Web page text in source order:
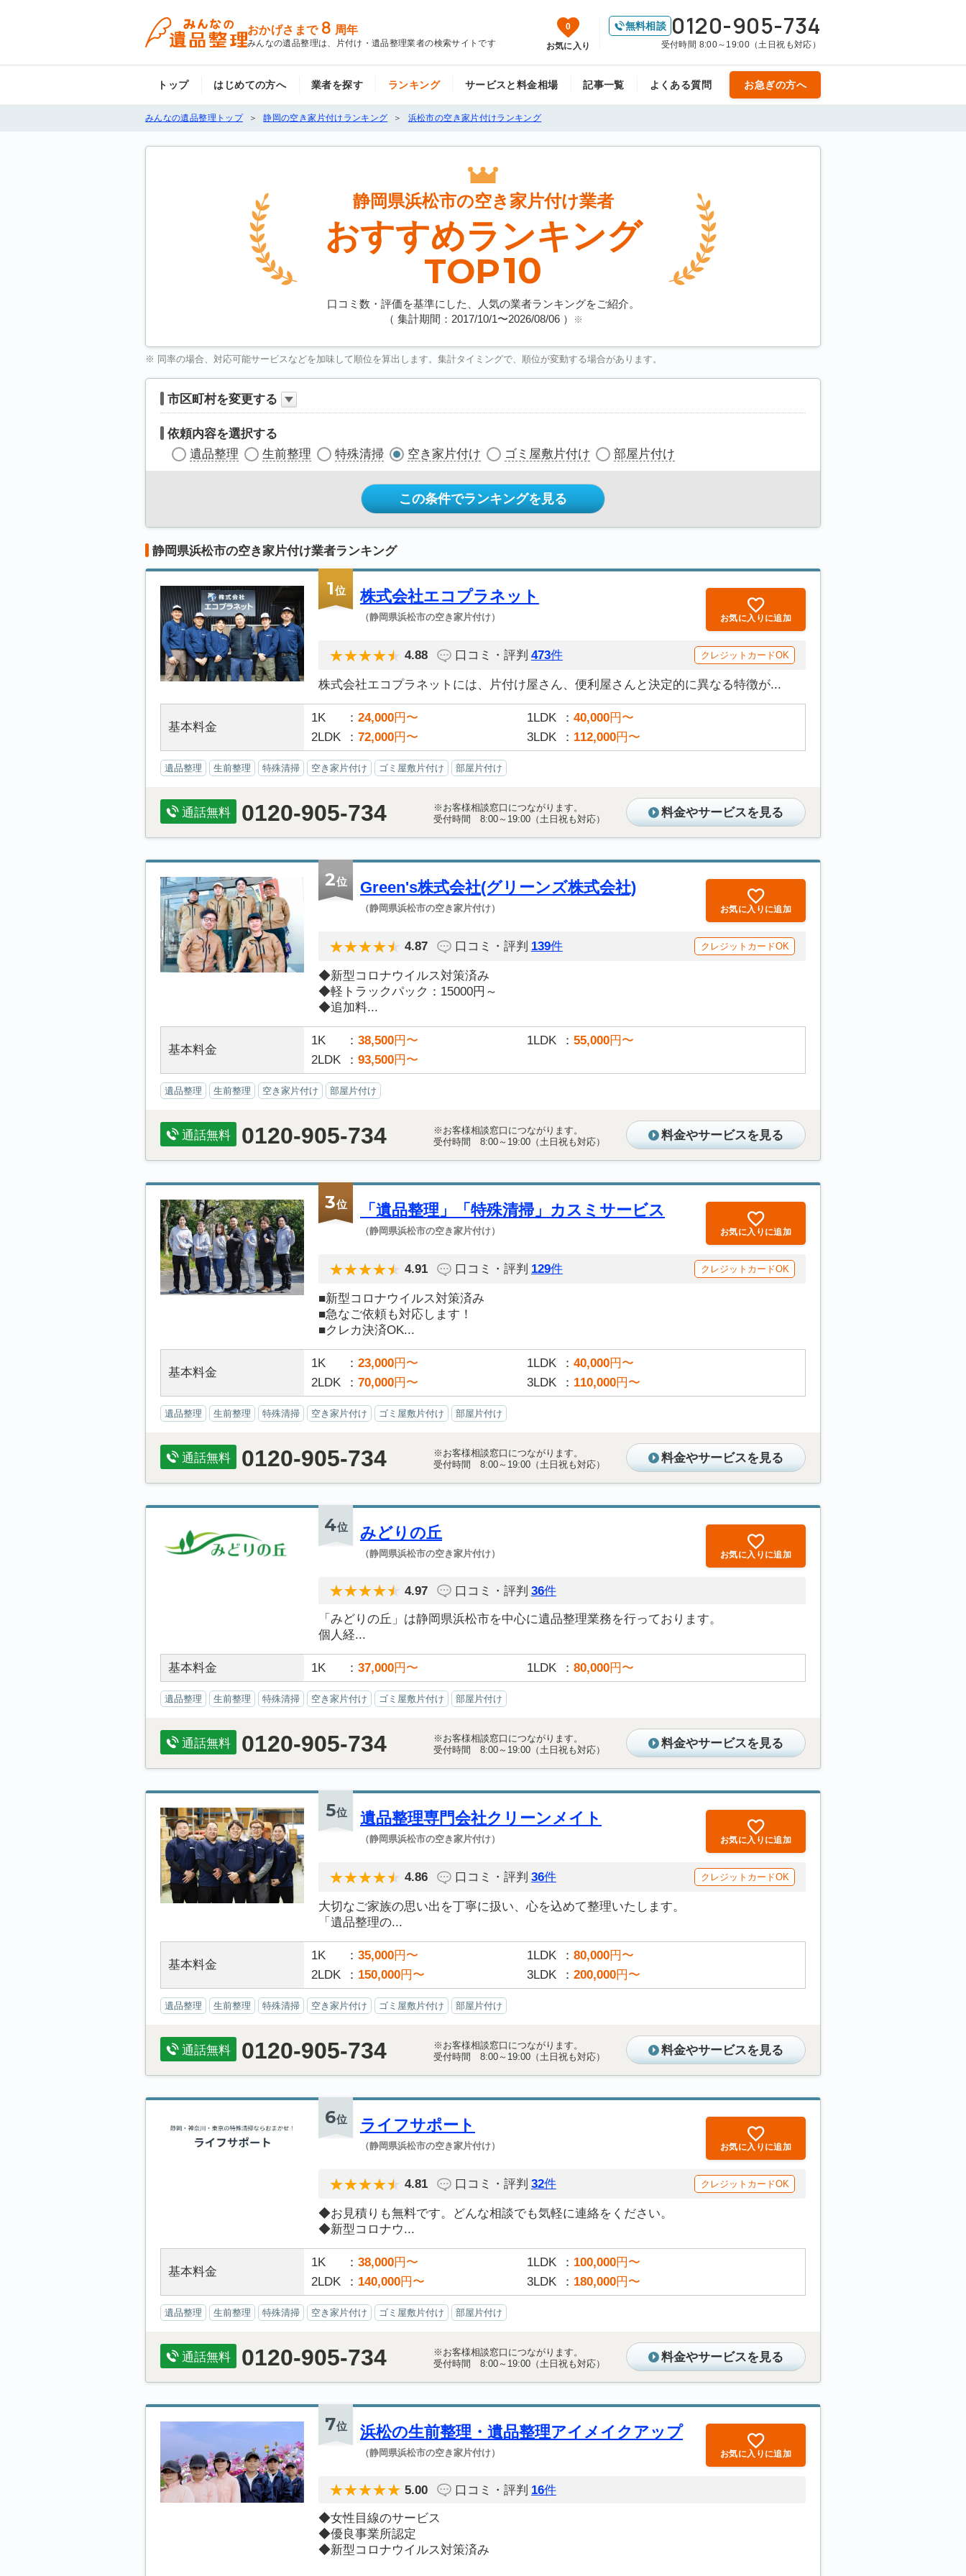
おかげさまで 8 周年
みんなの遺品整理は、片付け・遺品整理業者の検索サイトです
0
お気に入り
無料相談 0120-905-734
受付時間 8:00～19:00（土日祝も対応）
トップ はじめての方へ 業者を探す ランキング サービスと料金相場 記事一覧 よくある質問 お急ぎの方へ
みんなの遺品整理トップ 静岡の空き家片付けランキング 浜松市の空き家片付けランキング
静岡県浜松市の空き家片付け業者
おすすめランキング
TOP10
口コミ数・評価を基準にした、人気の業者ランキングをご紹介。
（ 集計期間：2017/10/1〜2026/08/06） ※
※ 同率の場合、対応可能サービスなどを加味して順位を算出します。集計タイミングで、順位が変動する場合があります。
市区町村を変更する
依頼内容を選択する
遺品整理
生前整理 特殊清掃 空き家片付け ゴミ屋敷片付け 部屋片付け
この条件でランキングを見る
静岡県浜松市の空き家片付け業者ランキング
1位 株式会社エコプラネット
（静岡県浜松市の空き家片付け） お気に入りに追加
4.88 口コミ・評判 473件 クレジットカードOK
株式会社エコプラネットには、片付け屋さん、便利屋さんと決定的に異なる特徴が...
基本料金
1K 24,000円〜 1LDK 40,000円〜
2LDK
72,000円〜 3LDK 112,000円〜
遺品整理 生前整理 特殊清掃 空き家片付け ゴミ屋敷片付け 部屋片付け
通話無料 0120-905-734
※お客様相談窓口につながります。
受付時間 8:00～19:00（土日祝も対応）
料金やサービスを見る
2位 Green's株式会社(グリーンズ株式会社)
（静岡県浜松市の空き家片付け） お気に入りに追加
4.87 口コミ・評判 139件 クレジットカードOK
◆新型コロナウイルス対策済み
◆軽トラックパック：15000円～
◆追加料...
基本料金
1K 38,500円〜 1LDK 55,000円〜
2LDK
93,500円〜
遺品整理 生前整理 空き家片付け 部屋片付け
通話無料 0120-905-734
※お客様相談窓口につながります。
受付時間 8:00～19:00（土日祝も対応）
料金やサービスを見る
3位 「遺品整理」「特殊清掃」カスミサービス
（静岡県浜松市の空き家片付け） お気に入りに追加
4.91 口コミ・評判 129件 クレジットカードOK
■新型コロナウイルス対策済み
■急なご依頼も対応します！
■クレカ決済OK...
基本料金
1K 23,000円〜 1LDK 40,000円〜
2LDK
70,000円〜 3LDK 110,000円〜
遺品整理 生前整理 特殊清掃 空き家片付け ゴミ屋敷片付け 部屋片付け
通話無料 0120-905-734
※お客様相談窓口につながります。
受付時間 8:00～19:00（土日祝も対応）
料金やサービスを見る
4位 みどりの丘
（静岡県浜松市の空き家片付け） お気に入りに追加
4.97 口コミ・評判 36件
「みどりの丘」は静岡県浜松市を中心に遺品整理業務を行っております。
個人経...
基本料金 1K 37,000円〜 1LDK 80,000円〜
遺品整理 生前整理 特殊清掃 空き家片付け ゴミ屋敷片付け 部屋片付け
通話無料 0120-905-734
※お客様相談窓口につながります。
受付時間 8:00～19:00（土日祝も対応）
料金やサービスを見る
5位 遺品整理専門会社クリーンメイト
（静岡県浜松市の空き家片付け） お気に入りに追加
4.86 口コミ・評判 36件 クレジットカードOK
大切なご家族の思い出を丁寧に扱い、心を込めて整理いたします。
「遺品整理の...
基本料金
1K 35,000円〜 1LDK 80,000円〜
2LDK
150,000円〜 3LDK 200,000円〜
遺品整理 生前整理 特殊清掃 空き家片付け ゴミ屋敷片付け 部屋片付け
通話無料 0120-905-734
※お客様相談窓口につながります。
受付時間 8:00～19:00（土日祝も対応）
料金やサービスを見る
6位 ライフサポート
（静岡県浜松市の空き家片付け） お気に入りに追加
4.81 口コミ・評判 32件 クレジットカードOK
◆お見積りも無料です。どんな相談でも気軽に連絡をください。
◆新型コロナウ...
基本料金
1K 38,000円〜 1LDK 100,000円〜
2LDK
140,000円〜 3LDK 180,000円〜
遺品整理 生前整理 特殊清掃 空き家片付け ゴミ屋敷片付け 部屋片付け
通話無料 0120-905-734
※お客様相談窓口につながります。
受付時間 8:00～19:00（土日祝も対応）
料金やサービスを見る
7位 浜松の生前整理・遺品整理アイメイクアップ
（静岡県浜松市の空き家片付け） お気に入りに追加
5.00 口コミ・評判 16件
◆女性目線のサービス
◆優良事業所認定
◆新型コロナウイルス対策済み